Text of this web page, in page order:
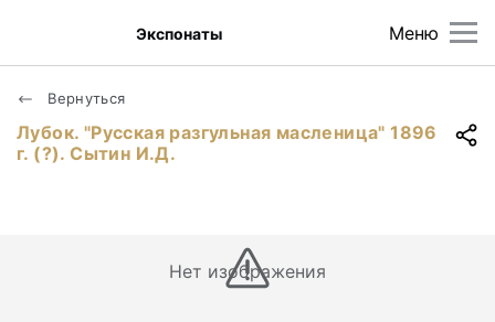
Меню
Экспонаты
Вернуться
Лубок. "Русская разгульная масленица" 1896
г. (?). Сытин И.Д.
Нет изображения